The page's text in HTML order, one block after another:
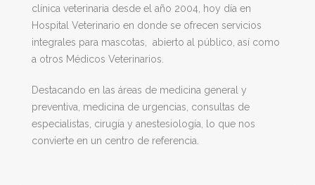
clínica veterinaria desde el año 2004, hoy día en
Hospital Veterinario en donde se ofrecen servicios
integrales para mascotas, abierto al público, así como
a otros Médicos Veterinarios.
Destacando en las áreas de medicina general y
preventiva, medicina de urgencias, consultas de
especialistas, cirugía y anestesiología, lo que nos
convierte en un centro de referencia.